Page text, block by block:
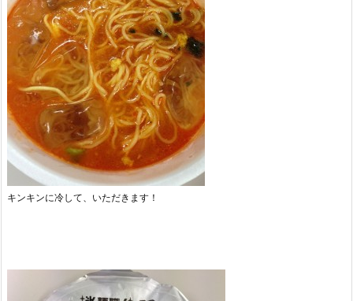
キンキンに冷して、いただきます！